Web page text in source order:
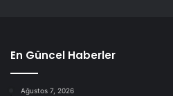
En Güncel Haberler
Ağustos 7, 2026